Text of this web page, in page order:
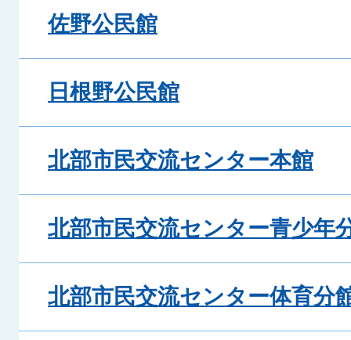
佐野公民館
日根野公民館
北部市民交流センター本館
北部市民交流センター青少年
北部市民交流センター体育分